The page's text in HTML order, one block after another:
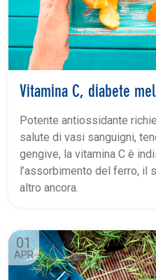
Vitamina C, diabete
Potente antiossidante
salute di vasi sanguigni,
gengive, la vitamina C è
l’assorbimento del ferro, il
altro ancora.
01
APR